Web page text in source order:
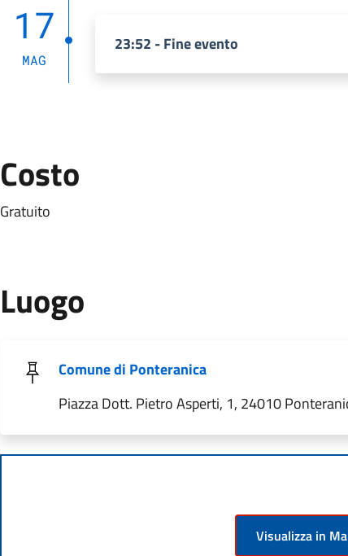
17
MAG
23:52 - Fine evento
Costo
Gratuito
Luogo
Comune di Ponteranica
Piazza Dott. Pietro Asperti, 1, 24010
Visualizza in